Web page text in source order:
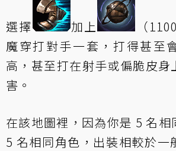
選擇 加上
（
魔穿打對手一套，打得甚至
高，甚至打在射手或偏脆皮身
害。
在該地圖裡，因為你是 5 名相
5 名相同角色，出裝相較於一